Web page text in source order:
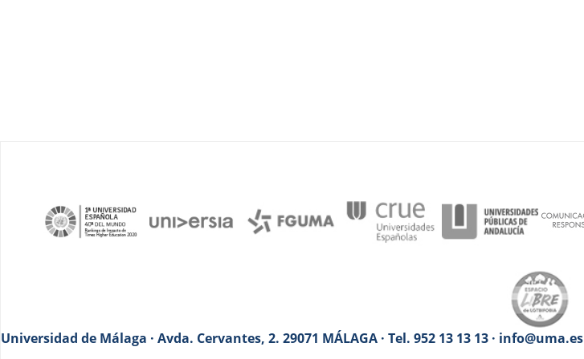
Universidad de Málaga · Avda. Cervantes, 2. 29071 MÁLAGA · Tel. 952 13 13 13 · info@uma.es